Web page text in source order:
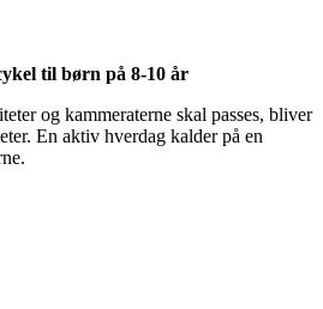
til børn på 8-10 år
og kammeraterne skal passes, bliver
En aktiv hverdag kalder på en